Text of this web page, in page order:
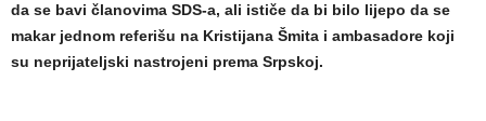
da se bavi članovima SDS-a, ali ističe da bi bilo lijepo da se
makar jednom referišu na Kristijana Šmita i ambasadore koji
su neprijateljski nastrojeni prema Srpskoj.